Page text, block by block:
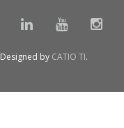
Designed by CATIO TI.